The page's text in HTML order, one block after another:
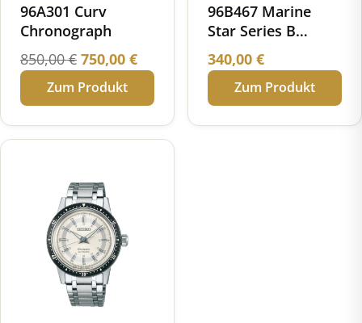
96A301 Curv
Chronograph
850,00€ Ursprünglicher
Preis
war:
850,00 €
750,00 €Aktueller
Preis
ist:
750,00 €.
Zum Produkt
96B467 Marine
Star Series B
Chronograph
340,00 €
Zum Produkt